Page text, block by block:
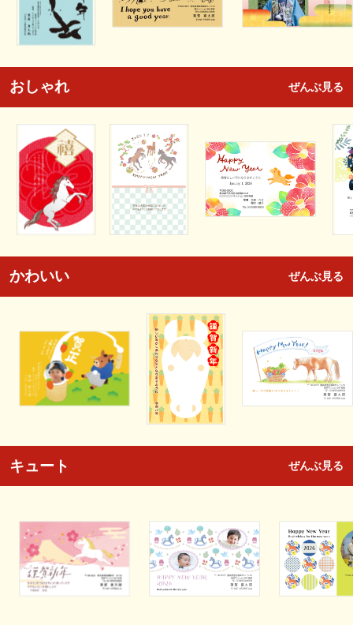
おしゃれ ぜんぶ見る
かわいい ぜんぶ見る
キュート ぜんぶ見る